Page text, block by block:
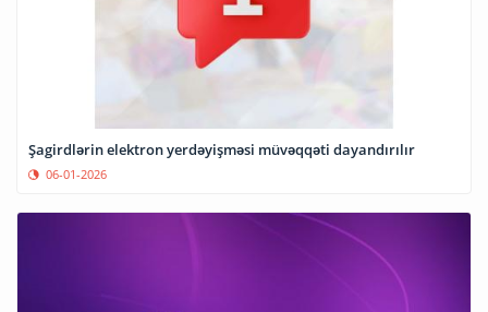
Şagirdlərin elektron yerdəyişməsi müvəqqəti dayandırılır
06-01-2026